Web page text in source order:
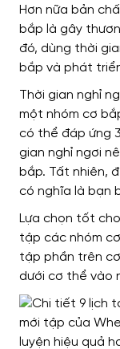
Hơn nữa bản
bắp là gây
đó, dùng thời
bắp và phát
Thời gian nghỉ
một nhóm cơ
có thể đáp ứng
gian nghỉ ngơi
bắp. Tất nhiên,
có nghĩa là bạn
Lựa chọn tốt
tập các nhóm cơ
tập phần trên
dưới cơ thể vào